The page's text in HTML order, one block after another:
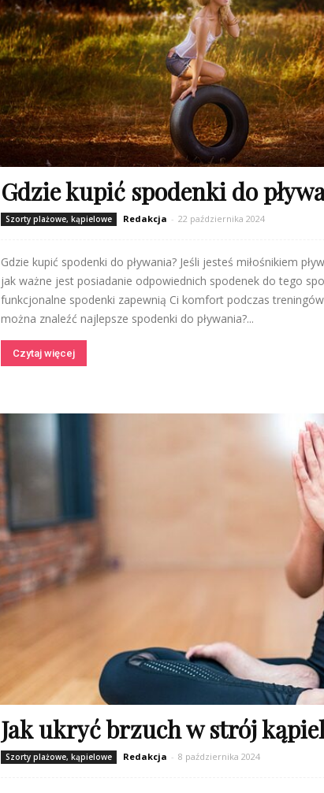
Gdzie kupić spodenki do
Szorty plażowe, kąpielowe Redakcja - 22 października 2024
Gdzie kupić spodenki do pływania? Jeśli jesteś miłośnikiem
jak ważne jest posiadanie odpowiednich spodenek do tego
funkcjonalne spodenki zapewnią Ci komfort podczas
można znaleźć najlepsze spodenki do pływania?...
Czytaj więcej
Jak ukryć brzuch w strój
Szorty plażowe, kąpielowe Redakcja - 8 października 2024